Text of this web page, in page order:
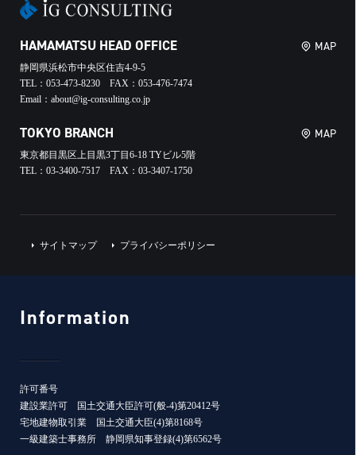
HAMAMATSU HEAD OFFICE
静岡県浜松市中央区住吉4-9-5
TEL：053-473-8230 FAX：053-476-7474
Email：about@ig-consulting.co.jp
MAP
TOKYO BRANCH
東京都目黒区上目黒3丁目6-18 TYビル5階
TEL：03-3400-7517 FAX：03-3407-1750
MAP
サイトマップ プライバシーポリシー
Information
許可番号
建設業許可 国土交通大臣許可(般-4)第20412号
宅地建物取引業 国土交通大臣(4)第8168号
一級建築士事務所 静岡県知事登録(4)第6562号